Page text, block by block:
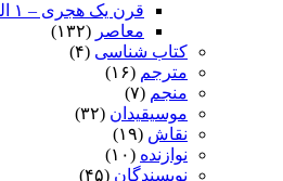
قرن یک هجری – ۱ الی ۹۷ شمسی –
معاصر (۱۳۲)
کتاب شناسی (۴)
مترجم (۱۶)
منجم (۷)
موسیقیدان (۳۲)
نقاش (۱۹)
نوازنده (۱۰)
نویسندگان (۴۵)